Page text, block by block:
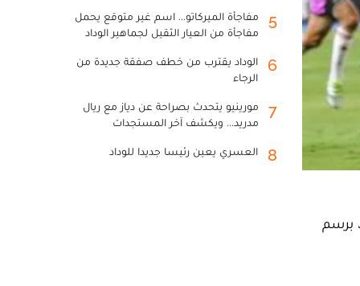
برسم
5
مفاجأة الميركاتو... اسم غير متوقع يحمل
مفاجأة من العيار الثقيل لجماهير الوداد
6
الوداد يقترب من خطف صفقة جديدة من
الرجاء
7
مورينيو يتحدث بصراحة عن دياز مع ريال
مدريد... ويكشف آخر المستجدات
8 العسري يعين رئيسا جديدا للوداد